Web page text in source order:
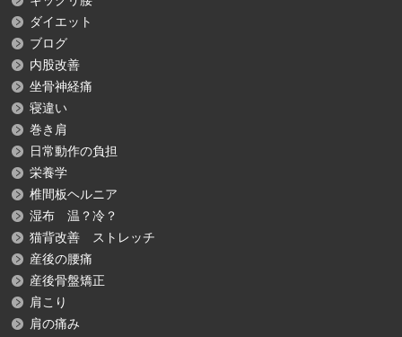
ダイエット
ブログ
内股改善
坐骨神経痛
寝違い
巻き肩
日常動作の負担
栄養学
椎間板ヘルニア
湿布 温？冷？
猫背改善 ストレッチ
産後の腰痛
産後骨盤矯正
肩こり
肩の痛み